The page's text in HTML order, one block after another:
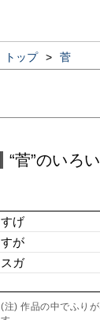
トップ > 菅
“菅”のいろ
すげ
すが
スガ
(注) 作品の中でふり